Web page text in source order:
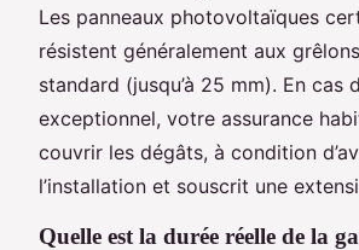
Les panneaux photovoltaïques
résistent généralement aux
standard (jusqu’à 25 mm). En cas
exceptionnel, votre assurance
couvrir les dégâts, à condition
l’installation et souscrit une
Quelle est la durée réelle de la